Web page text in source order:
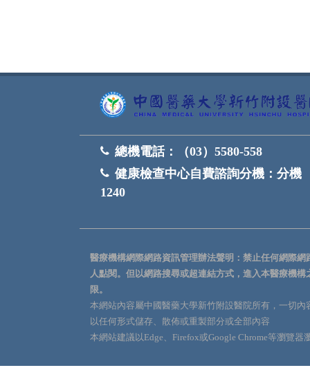
總機電話：
（03）5580-558
健康檢查中心自費諮詢分機： 分機
1240
醫療機構網際網路資訊管理辦法聲明：禁止任何網際
人點閱。但以網路搜尋或超連結方式，進入本醫療機
限。
本網站內容屬中國醫藥大學新竹附設醫院所有，一切
以任何形式儲存、散佈或重製部分或全部內容
本網站建議以Edge、Firefox或Google Chrome等瀏覽器